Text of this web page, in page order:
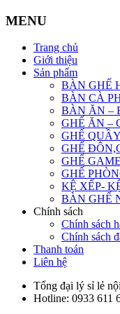
MENU
Trang chủ
Giới thiệu
Sản phẩm
BÀN GHẾ
BÀN CÀ
BÀN ĂN –
GHẾ ĂN –
GHẾ
GHẾ
GHẾ
GHẾ
KỆ XẾP-
BÀN GHẾ
Chính sách
Chính sách
Chính sách
Thanh toán
Liên hệ
Tổng đại lý sỉ lẻ
Hotline: 0933 611